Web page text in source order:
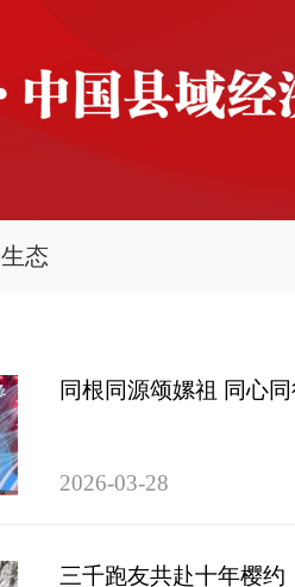
生态
同根同源颂嫘祖 同心
2026-03-28
三千跑友共赴十年樱约